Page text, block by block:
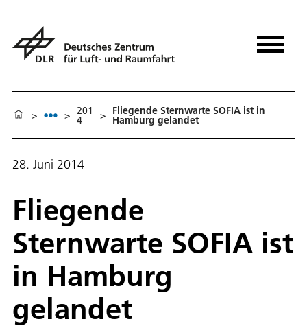
> > 201
4 > Fliegende Sternwarte SOFIA ist in
Hamburg gelandet
28. Juni 2014
Fliegende
Sternwarte SOFIA ist
in Hamburg
gelandet